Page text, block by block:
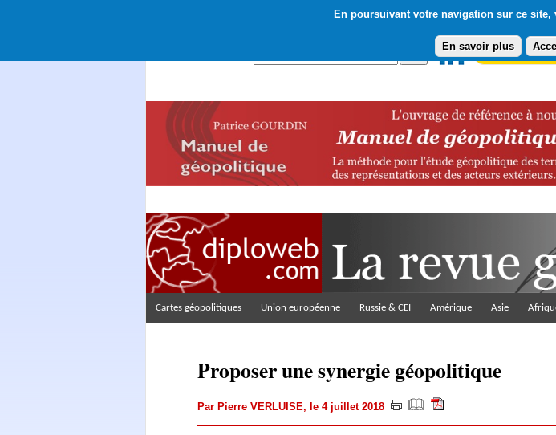
En poursuivant votre navigation sur ce
En savoir plus
Abonnement
Cartes géopolitiques Union européenne Russie & CEI Amérique Asie
Proposer une synergie géopolitique
Par Pierre VERLUISE, le 4 juillet 2018